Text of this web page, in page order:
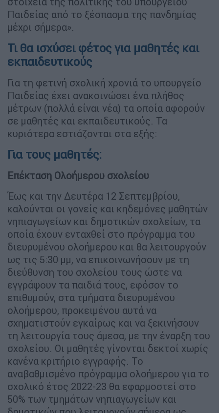
Παιδείας από το ξέσπασμα της πανδημίας
μέχρι σήμερα».
Τι θα ισχύσει φέτος για μαθητές και
εκπαιδευτικούς
Για τη φετινή σχολική χρονιά το υπουργείο
Παιδείας έχει ανακοινώσει ένα πλήθος
μέτρων (πολλά είναι νέα) τα οποία αφορούν
σε μαθητές και εκπαιδευτικούς. Τα
κυριότερα εστιάζονται στα εξής:
Για τους μαθητές:
Επέκταση Ολοήμερου σχολείου
Έως και την Δευτέρα 12 Σεπτεμβρίου,
καλούνται οι γονείς και κηδεμόνες μαθητών
νηπιαγωγείων και δημοτικών σχολείων, τα
οποία έχουν ενταχθεί στο πρόγραμμα του
διευρυμένου ολοήμερου και θα λειτουργούν
ως τις 5:30 μμ, να επικοινωνήσουν με τη
διεύθυνση του σχολείου τους ώστε να
εγγράψουν τα παιδιά τους, εφόσον το
επιθυμούν, στα τμήματα διευρυμένου
ολοήμερου, προκειμένου αυτά να
σχηματιστούν εγκαίρως και να ξεκινήσουν
τη λειτουργία τους άμεσα, με την έναρξη του
σχολείου. Οι μαθητές γίνονται δεκτοί χωρίς
κανένα κριτήριο εγγραφής. Το
αναβαθμισμένο πρόγραμμα ολοήμερου για το
σχολικό έτος 2022-23 θα εφαρμοστεί στο
50% των τμημάτων νηπιαγωγείων και